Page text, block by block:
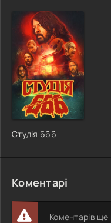
Студія 666
Коментарі
Коментарів